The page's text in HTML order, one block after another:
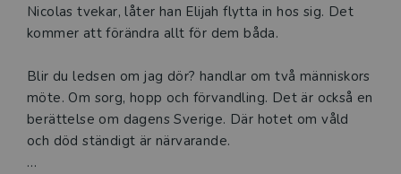
Nicolas tvekar, låter han Elijah flytta in hos sig. Det
kommer att förändra allt för dem båda.
Blir du ledsen om jag dör? handlar om två människors
möte. Om sorg, hopp och förvandling. Det är också en
berättelse om dagens Sverige. Där hotet om våld
och död ständigt är närvarande.